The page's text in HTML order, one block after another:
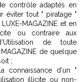
contrôle adaptés en
éviter tout " piratage "
MAGAZINE et en
ou contraire aux
de toute
de quelque
;
connaissance d'un "
illicite ou non-